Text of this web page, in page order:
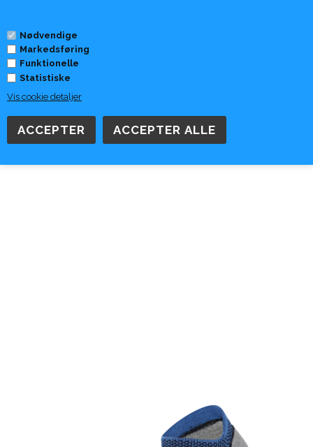
Nødvendige
Markedsføring
Funktionelle
Statistiske
Vis cookie detaljer
Forside»Tilbehør
Sockwell Paser Micro-SW45M